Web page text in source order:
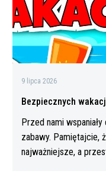
9 lipca 2026
Bezpiecznych
Przed nami
zabawy. Pamiętajcie,
najważniejsze, a